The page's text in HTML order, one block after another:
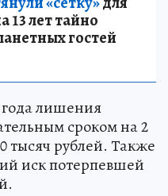
13 лет тайно
гостей
лишения
сроком на 2
тысяч рублей. Также
иск потерпевшей